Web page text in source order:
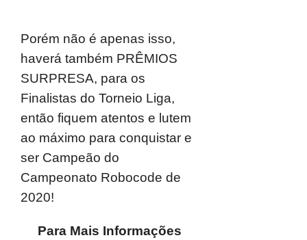
Porém não é apenas isso,
haverá também PRÊMIOS
SURPRESA, para os
Finalistas do Torneio Liga,
então fiquem atentos e lutem
ao máximo para conquistar e
ser Campeão do
Campeonato Robocode de
2020!
Para Mais Informações